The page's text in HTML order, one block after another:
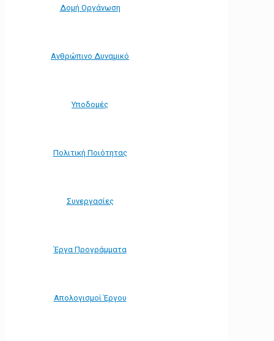
Δομή Οργάνωση
Ανθρώπινο Δυναμικό
Υποδομές
Πολιτική Ποιότητας
Συνεργασίες
Έργα Προγράμματα
Απολογισμοί Έργου